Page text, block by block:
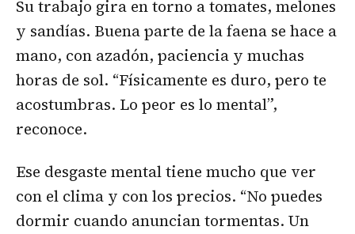
Su trabajo gira en torno a tomates, melones
y sandías. Buena parte de la faena se hace a
mano, con azadón, paciencia y muchas
horas de sol. “Físicamente es duro, pero te
acostumbras. Lo peor es lo mental”,
reconoce.
Ese desgaste mental tiene mucho que ver
con el clima y con los precios. “No puedes
dormir cuando anuncian tormentas. Un